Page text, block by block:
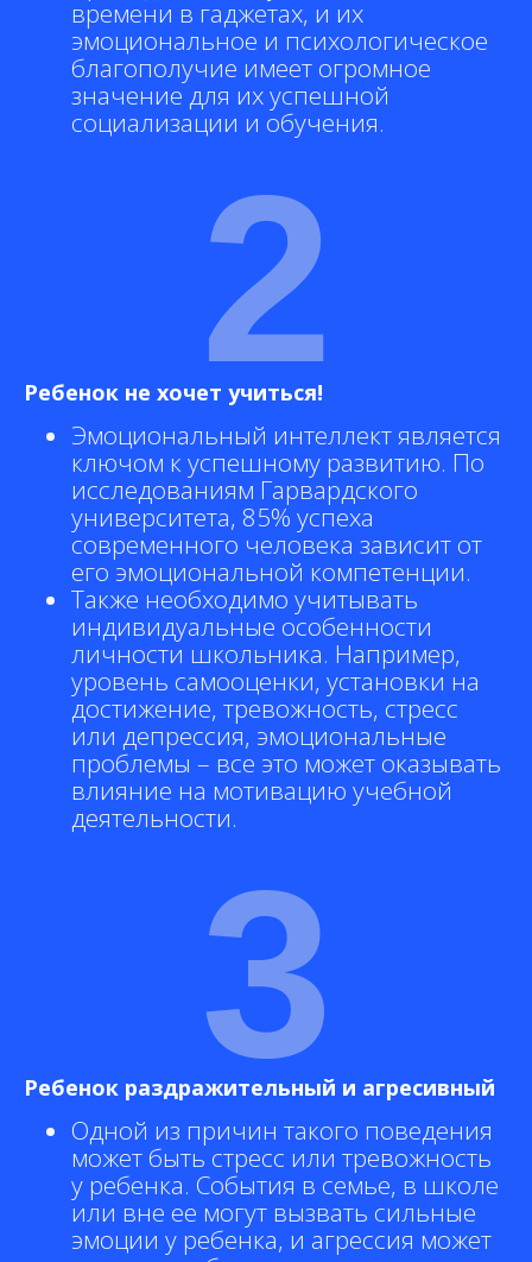
времени в гаджетах, и их
эмоциональное и психологическое
благополучие имеет огромное
значение для их успешной
социализации и обучения.
Ребенок не хочет учиться!
Эмоциональный интеллект является
ключом к успешному развитию. По
исследованиям Гарвардского
университета, 85% успеха
современного человека зависит от
его эмоциональной компетенции.
Также необходимо учитывать
индивидуальные особенности
личности школьника. Например,
уровень самооценки, установки на
достижение, тревожность, стресс
или депрессия, эмоциональные
проблемы – все это может оказывать
влияние на мотивацию учебной
деятельности.
2
Ребенок раздражительный и агресивный
Одной из причин такого поведения
может быть стресс или тревожность
у ребенка. События в семье, в школе
или вне ее могут вызвать сильные
эмоции у ребенка, и агрессия может
3